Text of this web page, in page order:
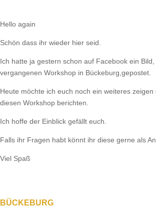
Hello again
Schön dass ihr wieder hier seid.
Ich hatte ja gestern schon auf Facebook ein
vergangenen Workshop in Bückeburg,gepostet.
Heute möchte ich euch noch ein weiteres
diesen Workshop berichten.
Ich hoffe der Einblick gefällt euch.
Falls ihr Fragen habt könnt ihr diese gerne als
Viel Spaß
BÜCKEBURG